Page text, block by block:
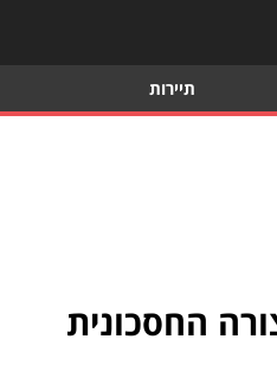
תיירות
החסכונית